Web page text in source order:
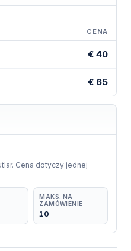
CENA
€ 40
€ 65
Cena dotyczy jednej
MAKS. NA
ZAMÓWIENIE
10